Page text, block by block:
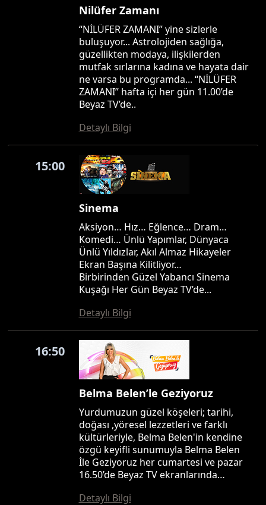
Nilüfer Zamanı
“NİLÜFER ZAMANI” yine sizlerle
buluşuyor... Astrolojiden sağlığa,
güzellikten modaya, ilişkilerden
mutfak sırlarına kadına ve hayata dair
ne varsa bu programda... “NİLÜFER
ZAMANI” hafta içi her gün 11.00’de
Beyaz TV’de..
Detaylı Bilgi
15:00
Sinema
Aksiyon… Hız… Eğlence… Dram…
Komedi… Ünlü Yapımlar, Dünyaca
Ünlü Yıldızlar, Akıl Almaz Hikayeler
Ekran Başına Kilitliyor…
Birbirinden Güzel Yabancı Sinema
Kuşağı Her Gün Beyaz TV’de...
Detaylı Bilgi
16:50
Belma Belen’le Geziyoruz
Yurdumuzun güzel köşeleri; tarihi,
doğası ,yöresel lezzetleri ve farklı
kültürleriyle, Belma Belen'in kendine
özgü keyifli sunumuyla Belma Belen
İle Geziyoruz her cumartesi ve pazar
16.50’de Beyaz TV ekranlarında…
Detaylı Bilgi